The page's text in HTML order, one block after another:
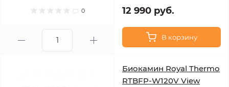
0 12 990 руб.
В корзину
Биокамин Royal Thermo
RTBFP-W120V View